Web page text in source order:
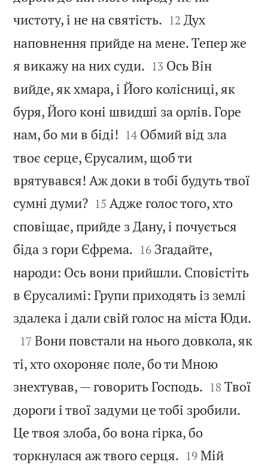
чистоту, і не на святість. 

12 Дух
наповнення прийде на мене. Тепер же
я викажу на них суди. 

13 Ось Він
вийде, як хмара, і Його колісниці, як
буря, Його коні швидші за орлів. Горе
нам, бо ми в біді! 

14 Обмий від зла
твоє серце, Єрусалим, щоб ти
врятувався! Аж доки в тобі будуть твої
сумні думи?
15 Адже голос того, хто
сповіщає, прийде з Дану, і почується
біда з гори Єфрема. 

16 Згадайте,
народи: Ось вони прийшли. Сповістіть
в Єрусалимі: Групи приходять із землі
здалека і дали свій голос на міста Юди.

17 Вони повстали на нього довкола, як
ті, хто охороняє поле, бо ти Мною
знехтував, — говорить Господь. 

18 Твої
дороги і твої задуми це тобі зробили.
Це твоя злоба, бо вона гірка, бо
торкнулася аж твого серця. 

19 Мій